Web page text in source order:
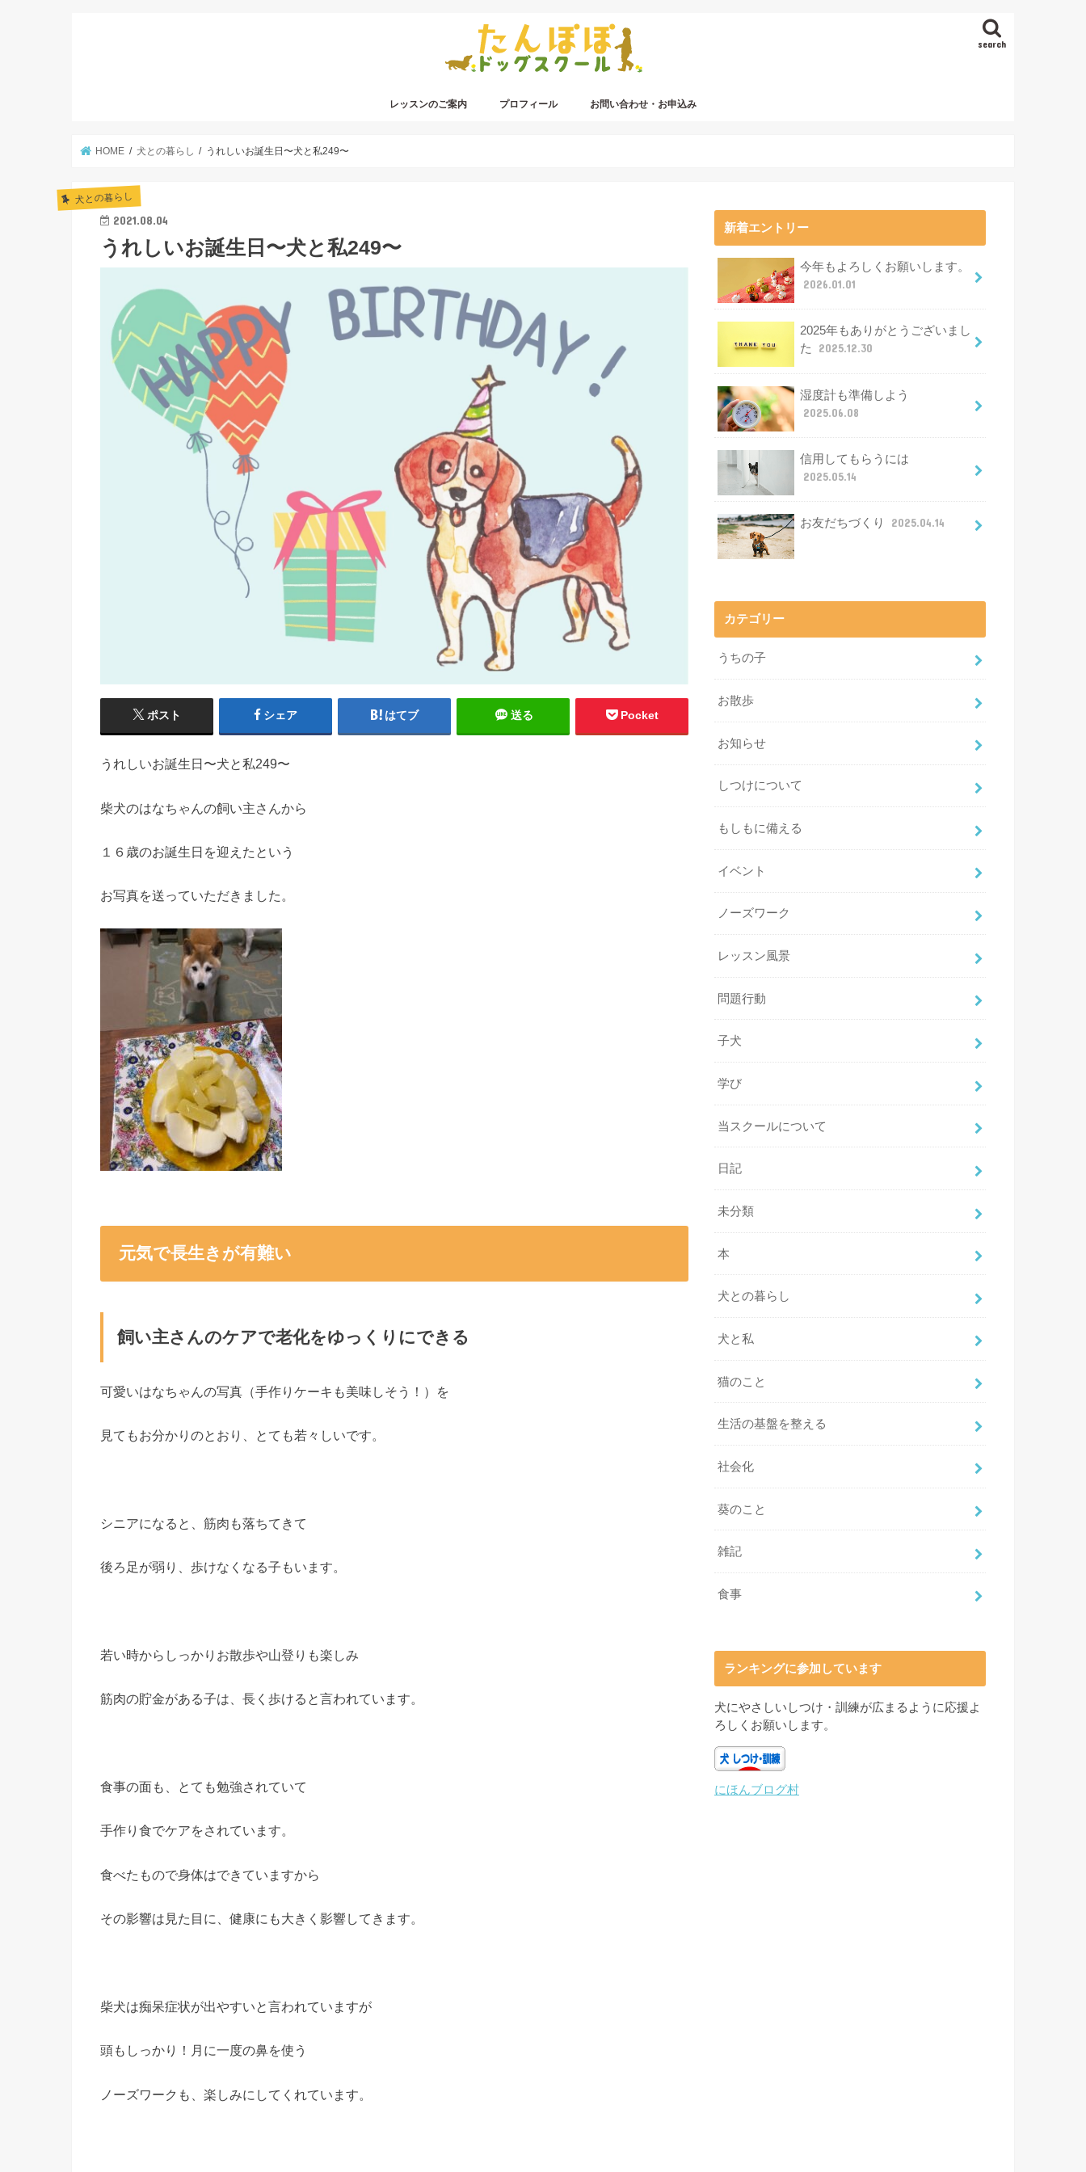
search
レッスンのご案内 プロフィール お問い合わせ・お申込み
HOME 犬との暮らし うれしいお誕生日〜犬と私249〜
犬との暮らし
2021.08.04
うれしいお誕生日〜犬と私249〜
ポスト シェア はてブ 送る Pocket
うれしいお誕生日〜犬と私249〜
柴犬のはなちゃんの飼い主さんから
１６歳のお誕生日を迎えたという
お写真を送っていただきました。
元気で長生きが有難い
飼い主さんのケアで老化をゆっくりにできる
可愛いはなちゃんの写真（手作りケーキも美味しそう！）を
見てもお分かりのとおり、とても若々しいです。
シニアになると、筋肉も落ちてきて
後ろ足が弱り、歩けなくなる子もいます。
若い時からしっかりお散歩や山登りも楽しみ
筋肉の貯金がある子は、長く歩けると言われています。
食事の面も、とても勉強されていて
手作り食でケアをされています。
食べたもので身体はできていますから
その影響は見た目に、健康にも大きく影響してきます。
柴犬は痴呆症状が出やすいと言われていますが
頭もしっかり！月に一度の鼻を使う
ノーズワークも、楽しみにしてくれています。
新着エントリー
今年もよろしくお願いします。
2026.01.01
2025年もありがとうございまし
た
2025.12.30
湿度計も準備しよう
2025.06.08
信用してもらうには
2025.05.14
お友だちづくり 2025.04.14
カテゴリー
うちの子
お散歩
お知らせ
しつけについて
もしもに備える
イベント
ノーズワーク
レッスン風景
問題行動
子犬
学び
当スクールについて
日記
未分類
本
犬との暮らし
犬と私
猫のこと
生活の基盤を整える
社会化
葵のこと
雑記
食事
ランキングに参加しています
犬にやさしいしつけ・訓練が広まるように応援よ
ろしくお願いします。
にほんブログ村